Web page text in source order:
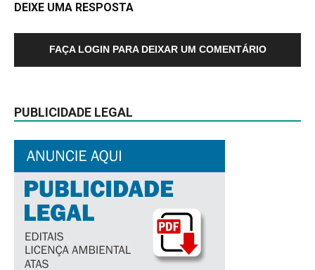
DEIXE UMA RESPOSTA
FAÇA LOGIN PARA DEIXAR UM COMENTÁRIO
PUBLICIDADE LEGAL